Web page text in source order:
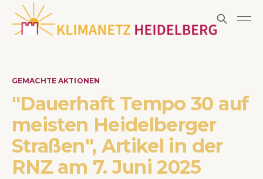
GEMACHTE AKTIONEN
"Dauerhaft Tempo 30 auf
meisten Heidelberger
Straßen", Artikel in der
RNZ am 7. Juni 2025